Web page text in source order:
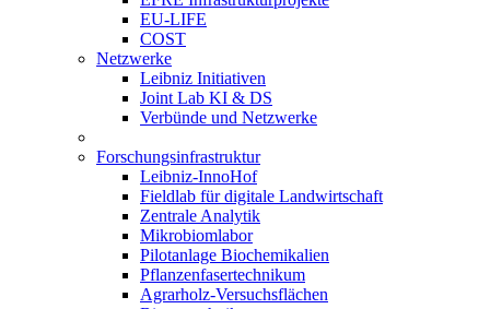
EU-LIFE
COST
Netzwerke
Leibniz Initiativen
Joint Lab KI & DS
Verbünde und Netzwerke
Forschungsinfrastruktur
Leibniz-InnoHof
Fieldlab für digitale Landwirtschaft
Zentrale Analytik
Mikrobiomlabor
Pilotanlage Biochemikalien
Pflanzenfasertechnikum
Agrarholz-Versuchsflächen